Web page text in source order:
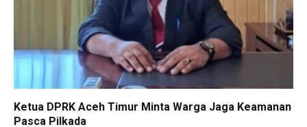
Ketua DPRK Aceh Timur Minta Warga Jaga Keamanan
Pasca Pilkada